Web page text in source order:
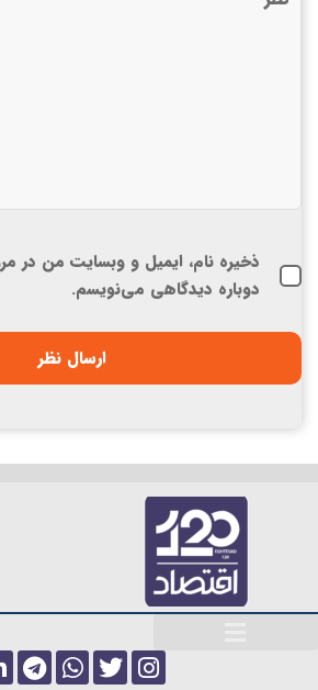
ذخیره نام، ایمیل و وبسایت من در
دوباره دیدگاهی می‌نویسم.